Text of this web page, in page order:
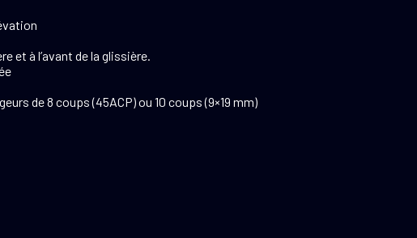
et à l’avant de la glissière.
de 8 coups (45ACP) ou 10 coups (9×19 mm)